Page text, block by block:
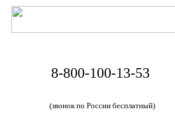
8-800-100-13-53
(звонок по России бесплатный)